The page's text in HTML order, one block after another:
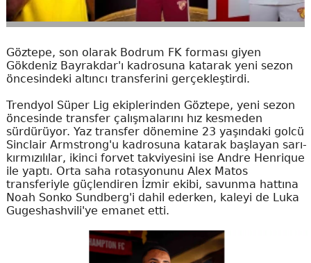
Göztepe, son olarak Bodrum FK forması giyen
Gökdeniz Bayrakdar'ı kadrosuna katarak yeni sezon
öncesindeki altıncı transferini gerçekleştirdi.
Trendyol Süper Lig ekiplerinden Göztepe, yeni sezon
öncesinde transfer çalışmalarını hız kesmeden
sürdürüyor. Yaz transfer dönemine 23 yaşındaki golcü
Sinclair Armstrong'u kadrosuna katarak başlayan sarı-
kırmızılılar, ikinci forvet takviyesini ise Andre Henrique
ile yaptı. Orta saha rotasyonunu Alex Matos
transferiyle güçlendiren İzmir ekibi, savunma hattına
Noah Sonko Sundberg'i dahil ederken, kaleyi de Luka
Gugeshashvili'ye emanet etti.